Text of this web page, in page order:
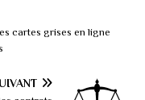
cartes grises en ligne